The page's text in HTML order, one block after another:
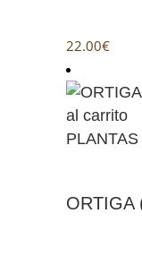
22.00€
al carrito
ORTIGA